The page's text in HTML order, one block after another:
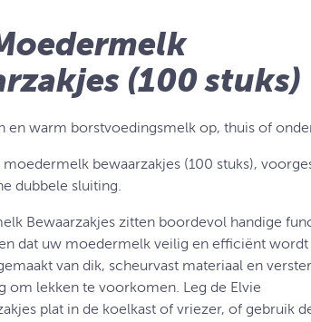
(100 stuks)
en warm borstvoedingsmelk op, thuis of
bewaarzakjes (100 stuks),
dubbele sluiting.
Bewaarzakjes zitten boordevol handige
dat uw moedermelk veilig en efficiënt wordt
van dik, scheurvast materiaal en
om lekken te voorkomen. Leg de Elvie
plat in de koelkast of vriezer, of gebruik